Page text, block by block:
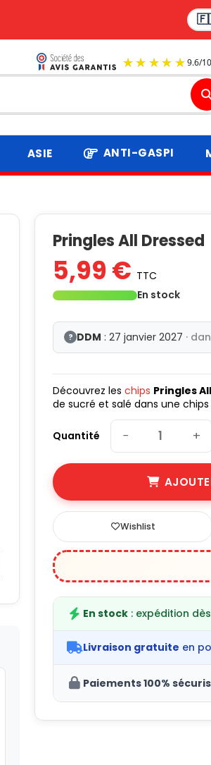
ASIE ANTI-GASPI
Pringles All Dressed
5,99 € TTC
En stock
? DDM : 27 janvier 2027 ·
Découvrez leschips Pringles
de sucré et salé dans une
Quantité − +
Wishlist
En stock : expédition
Livraison gratuite en
Paiements 100%